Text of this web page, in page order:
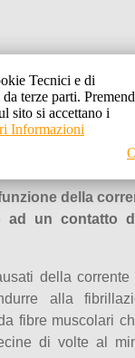
della
ad un contatto
della corrente
alla
fibre muscolari
di volte al
Tecnici e di
terze parti.
sito si accettano i
Informazioni